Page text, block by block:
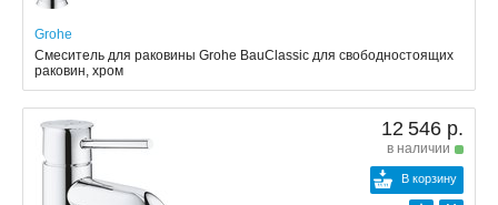
Grohe
Смеситель для раковины Grohe BauClassic для свободностоящих
раковин, хром
12 546 р.
в наличии
В корзину